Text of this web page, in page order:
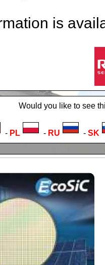
is
Would you like to see
- PL - RU - SK